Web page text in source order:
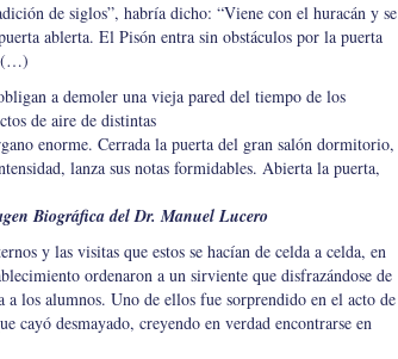
de siglos”, habría dicho: “Viene con el huracán y se
ablerta. El Pisón entra sin obstáculos por la puerta
(…)
a demoler una vieja pared del tiempo de los
de aire de distintas
enorme. Cerrada la puerta del gran salón dormitorio,
lanza sus notas formidables. Abierta la puerta,
Biográfica del Dr. Manuel Lucero
y las visitas que estos se hacían de celda a celda, en
ordenaron a un sirviente que disfrazándose de
los alumnos. Uno de ellos fue sorprendido en el acto de
cayó desmayado, creyendo en verdad encontrarse en